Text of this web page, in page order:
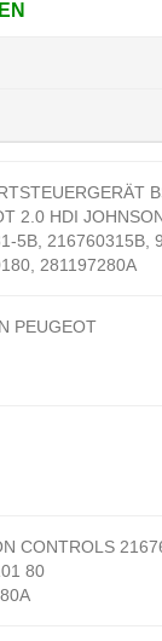
2.0 HDI
5B, 216760315B,
281197280A
PEUGEOT
CONTROLS
80